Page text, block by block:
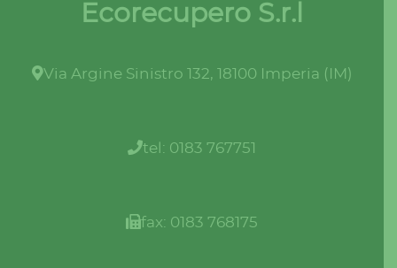
Ecorecupero S.r.l
Via Argine Sinistro 132, 18100 Imperia (IM)
tel: 0183 767751
fax: 0183 768175